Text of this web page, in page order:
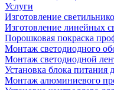
Услуги
Изготовление
Изготовление линейных
Порошковая покраска
Монтаж светодиодного
Монтаж светодиодной
Установка блока питания
Монтаж алюминиевого